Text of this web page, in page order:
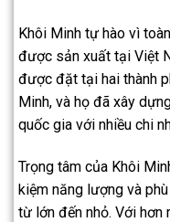
Khôi Minh tự hào vì
được sản xuất tại Việt
được đặt tại hai thành
Minh, và họ đã xây
quốc gia với nhiều chi
Trọng tâm của Khôi
kiệm năng lượng và
từ lớn đến nhỏ. Với hơn